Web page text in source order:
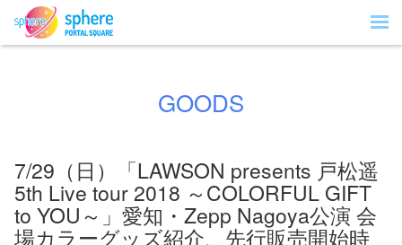
GOODS
7/29（日）「LAWSON presents 戸松遥
5th Live tour 2018 ～COLORFUL GIFT
to YOU～」愛知・Zepp Nagoya公演 会
場カラーグッズ紹介、先行販売開始時